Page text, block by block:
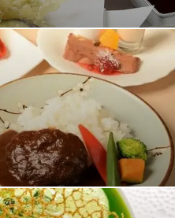
3分
をもっと見る
のメニューが決定するため、
客様も多いランチメニュー。
イなどを提供しております。
デザートとアフターコーヒー
ト・ドリンクが付きます。ご